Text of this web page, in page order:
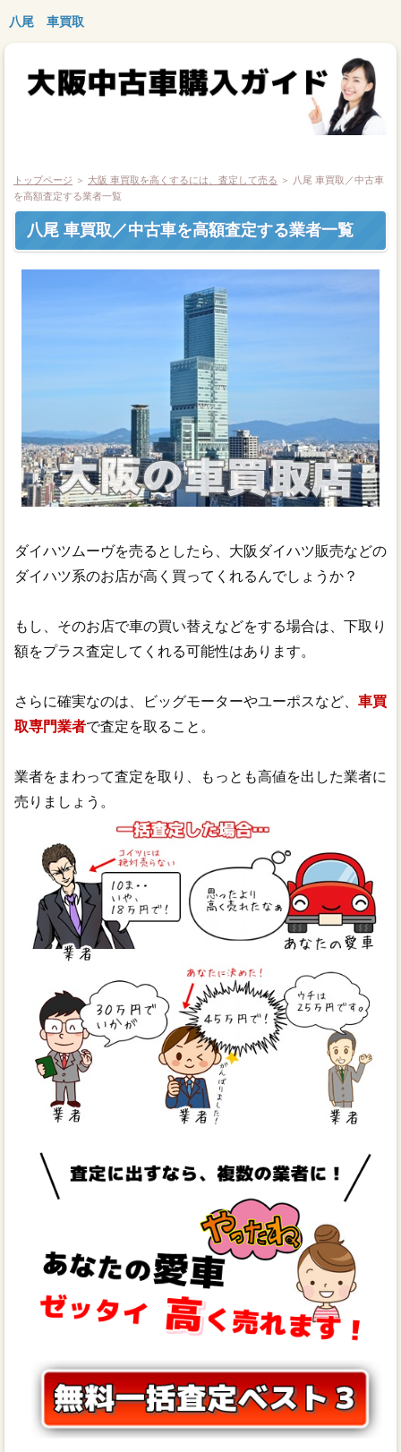
八尾 車買取
トップページ ＞ 大阪 車買取を高くするには、査定して売る ＞
八尾 車買取／中古車
を高額査定する業者一覧
八尾 車買取／中古車を高額査定する業者一覧
ダイハツムーヴを売るとしたら、大阪ダイハツ販売などの
ダイハツ系のお店が高く買ってくれるんでしょうか？
もし、そのお店で車の買い替えなどをする場合は、下取り
額をプラス査定してくれる可能性はあります。
さらに確実なのは、ビッグモーターやユーポスなど、 車買
取専門業者で査定を取ること。
業者をまわって査定を取り、もっとも高値を出した業者に
売りましょう。